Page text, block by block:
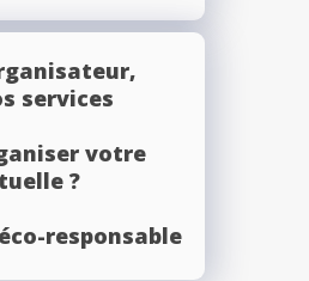
services
votre
?
responsable